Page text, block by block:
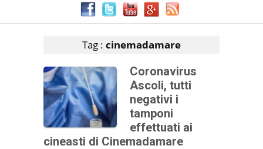
Tag : cinemadamare
Coronavirus
Ascoli, tutti
negativi i
tamponi
effettuati ai
cineasti di Cinemadamare